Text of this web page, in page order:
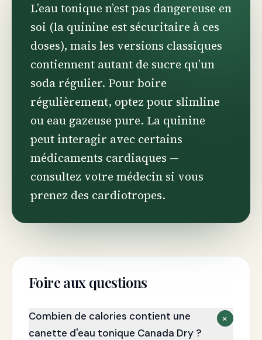
L’eau tonique n’est pas dangereuse en
soi (la quinine est sécuritaire à ces
doses), mais les versions classiques
contiennent autant de sucre qu’un
soda régulier. Pour boire
régulièrement, optez pour slimline
ou eau gazeuse pure. La quinine
peut interagir avec certains
médicaments cardiaques —
consultez votre médecin si vous
prenez des cardiotropes.
Foire aux questions
Combien de calories contient une
canette d'eau tonique Canada Dry ?
+